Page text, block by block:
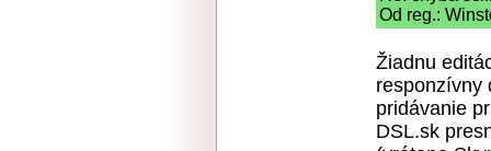
Od reg.:
Žiadnu
responzívny
pridávanie
DSL.sk